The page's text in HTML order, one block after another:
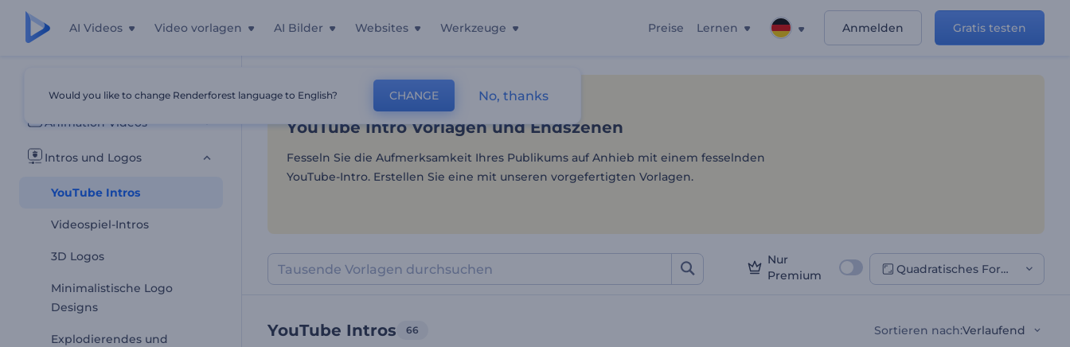
AI Videos Video vorlagen AI Bilder Websites Werkzeuge Preise Lernen Anmelden Gratis testen
Alle Vorlagen
Animation Videos
Intros und Logos
YouTube Intros
Videospiel-Intros
3D Logos
Minimalistische Logo
Designs
Explodierendes und
YouTube Intro Vorlagen und Endszenen
Startseite Intros Und Logos YouTube Intros
YouTube Intro Vorlagen und Endszenen
Fesseln Sie die Aufmerksamkeit Ihres Publikums auf Anhieb mit einem fesselnden
YouTube-Intro. Erstellen Sie eine mit unseren vorgefertigten Vorlagen.
Nur
Premium
Quadratisches Format
YouTube Intros 66 Sortieren nach:Verlaufend
Would you like to change Renderforest language to English? CHANGE No, thanks